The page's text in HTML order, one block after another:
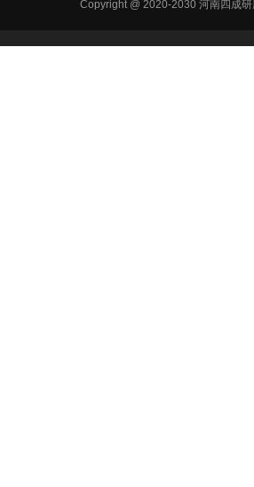
Copyright @ 2020-2030 河南四成